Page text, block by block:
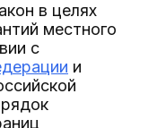
в целях
местного
с
и